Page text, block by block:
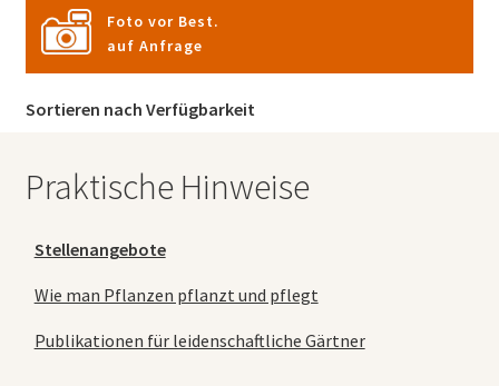
Foto vor Best.
auf Anfrage
Sortieren nach Verfügbarkeit
Praktische Hinweise
Stellenangebote
Wie man Pflanzen pflanzt und pflegt
Publikationen für leidenschaftliche Gärtner